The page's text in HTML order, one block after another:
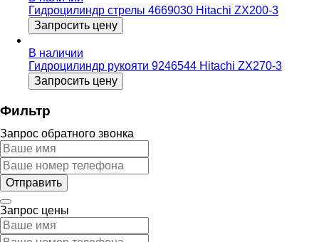
Гидроцилиндр стрелы 4669030 Hitachi ZX200-3
Запросить цену
В наличии
Гидроцилиндр рукояти 9246544 Hitachi ZX270-3
Запросить цену
Фильтр
Запрос обратного звонка
Запрос цены